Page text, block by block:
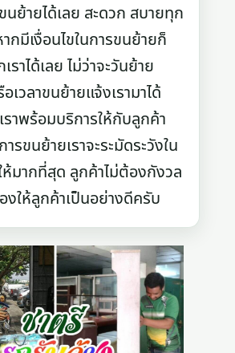
นย้ายได้เลย สะดวก สบายทุก
กมีเงื่อนไขในการขนย้ายก็
ราได้เลย ไม่ว่าจะวันย้าย
เวลาขนย้ายแจ้งเรามาได้
ราพร้อมบริการให้กับลูกค้า
รขนย้ายเราจะระมัดระวังใน
ห้มากที่สุด ลูกค้าไม่ต้องกังวล
งให้ลูกค้าเป็นอย่างดีครับ